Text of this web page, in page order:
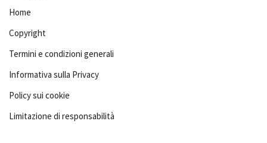
Home
Copyright
Termini e condizioni generali
Informativa sulla Privacy
Policy sui cookie
Limitazione di responsabilità